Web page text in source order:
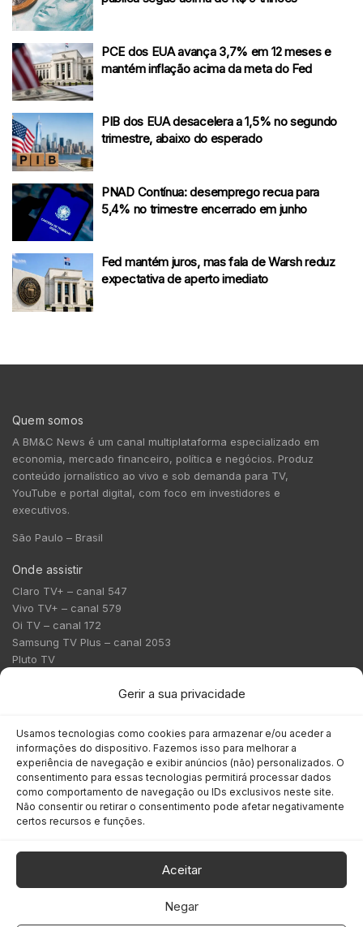
Gerir a sua privacidade
Usamos tecnologias como cookies para armazenar e/ou aceder a
informações do dispositivo. Fazemos isso para melhorar a
experiência de navegação e exibir anúncios (não) personalizados. O
consentimento para essas tecnologias permitirá processar dados
como comportamento de navegação ou IDs exclusivos neste site.
Não consentir ou retirar o consentimento pode afetar negativamente
certos recursos e funções.
Aceitar
Negar
PCE dos EUA avança 3,7% em 12 meses e
mantém inflação acima da meta do Fed
PIB dos EUA desacelera a 1,5% no segundo
trimestre, abaixo do esperado
PNAD Contínua: desemprego recua para
5,4% no trimestre encerrado em junho
Fed mantém juros, mas fala de Warsh reduz
expectativa de aperto imediato
Quem somos
A BM&C News é um canal multiplataforma especializado em
economia, mercado financeiro, política e negócios. Produz
conteúdo jornalístico ao vivo e sob demanda para TV,
YouTube e portal digital, com foco em investidores e
executivos.
São Paulo – Brasil
Onde assistir
Claro TV+ – canal 547
Vivo TV+ – canal 579
Oi TV – canal 172
Samsung TV Plus – canal 2053
Pluto TV
redacao@bmcnews.com.br
Comercial:
comercial@bmcnews.com.br
Anuncie na BM&C News
A BM&C News conecta marcas a milhões de investidores